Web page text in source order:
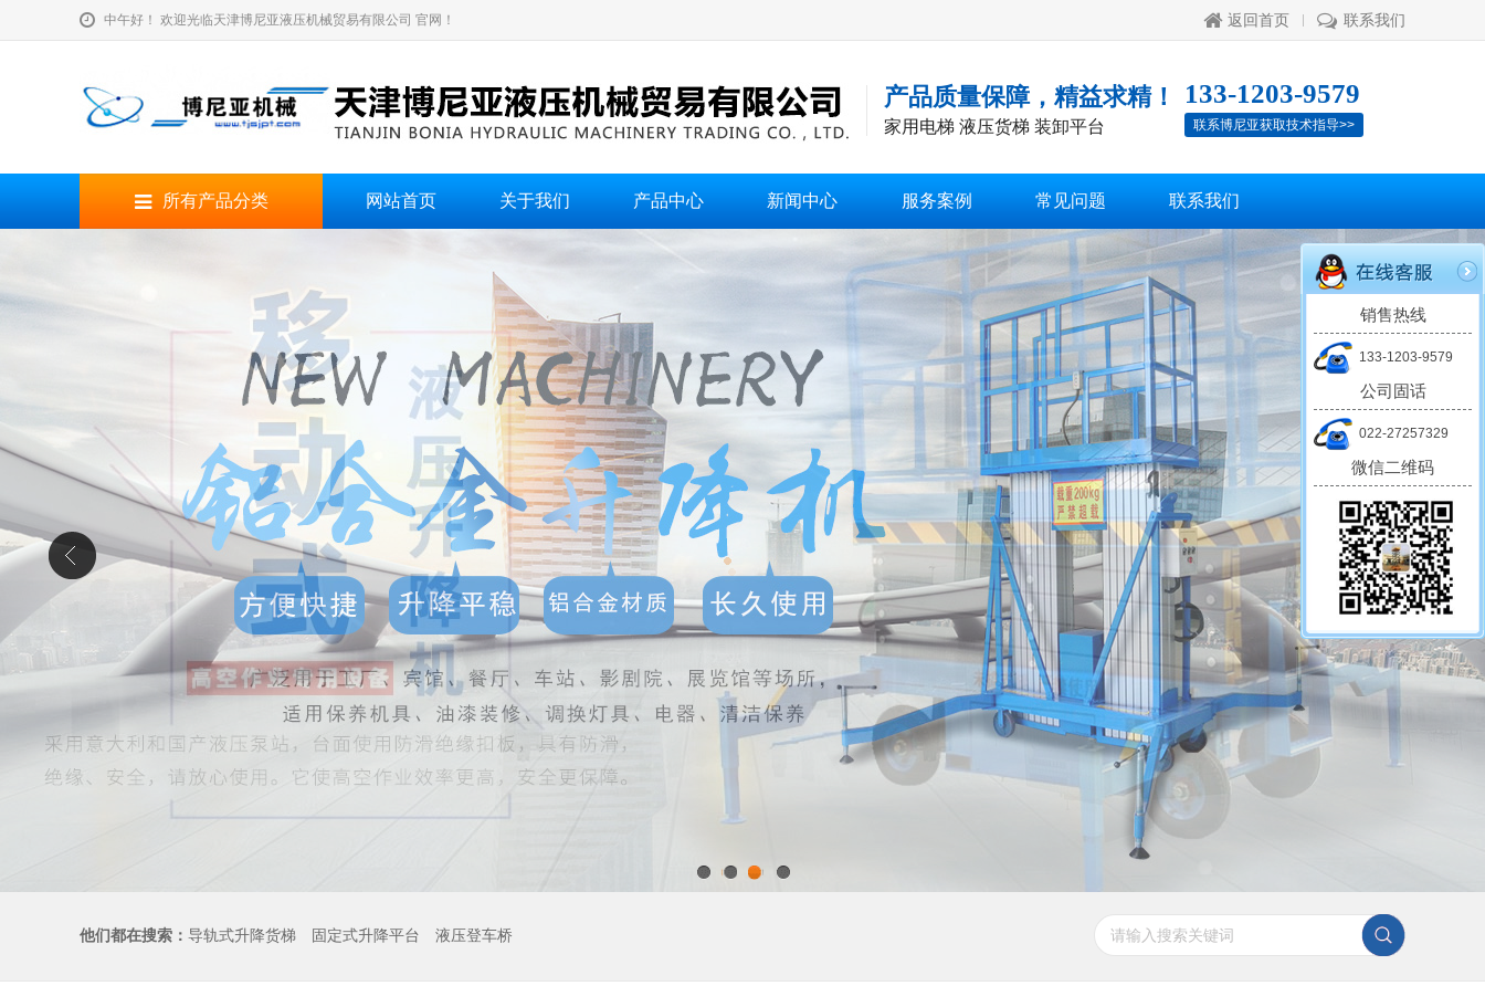
中午好！ 欢迎光临天津博尼亚液压机械贸易有限公司 官网！ 返回首页 联系我们
产品质量保障，精益求精！
家用电梯 液压货梯 装卸平台
133-1203-9579
联系博尼亚获取技术指导>>
所有产品分类 网站首页 关于我们 产品中心 新闻中心 服务案例 常见问题 联系我们
他们都在搜索： 导轨式升降货梯 固定式升降平台 液压登车桥
销售热线
133-1203-9579
公司固话
022-27257329
微信二维码